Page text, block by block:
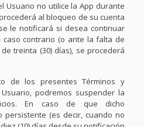
Usuario no utilice la App durante
al bloqueo de su cuenta
le notificará si desea continuar
caso contrario (o ante la falta de
treinta (30) días), se procederá
de los presentes Términos y
podremos suspender la
En caso de que dicho
persistente (es decir, cuando no